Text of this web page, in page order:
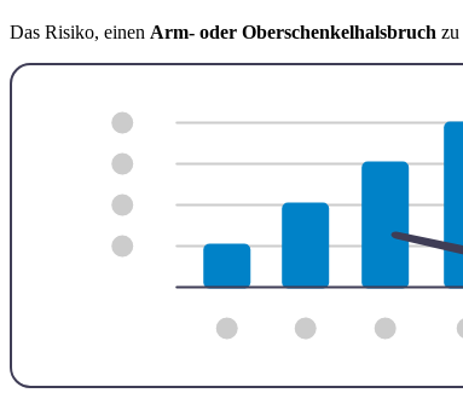
Das Risiko, einen Arm- oder Oberschenkelhalsbruch zu